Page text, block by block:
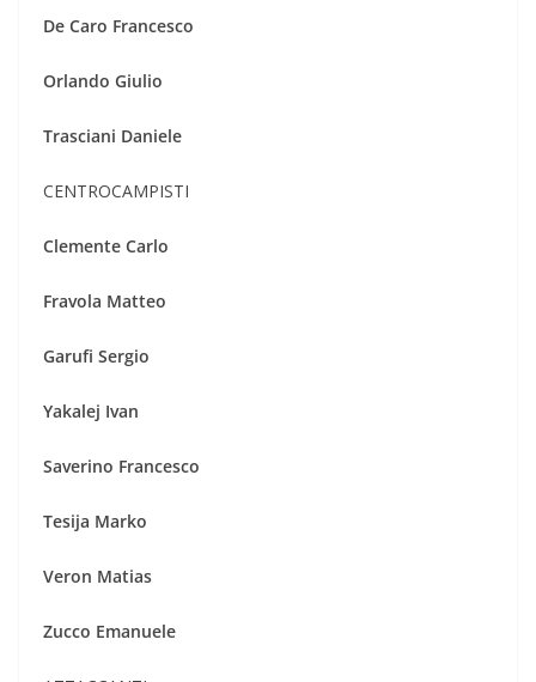
De Caro Francesco
Orlando Giulio
Trasciani Daniele
CENTROCAMPISTI
Clemente Carlo
Fravola Matteo
Garufi Sergio
Yakalej Ivan
Saverino Francesco
Tesija Marko
Veron Matias
Zucco Emanuele